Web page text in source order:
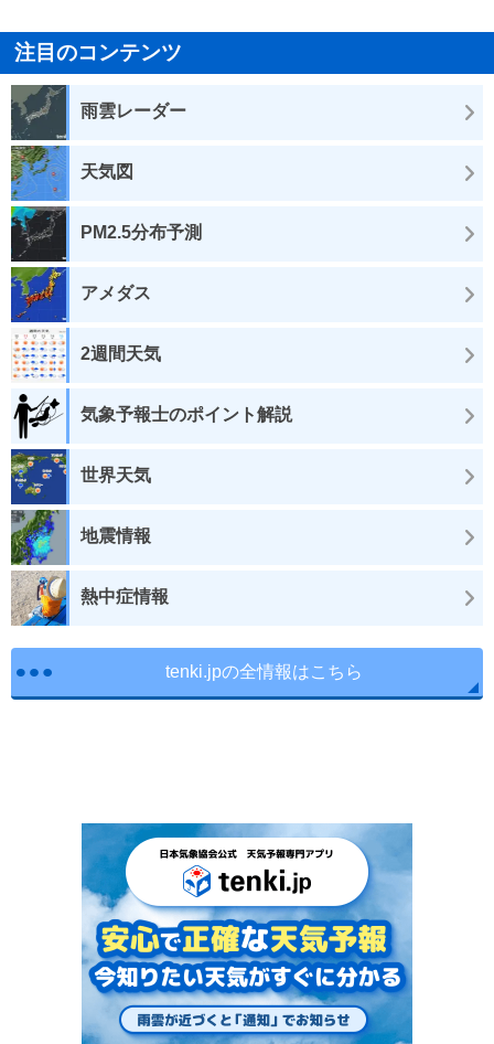
注目のコンテンツ
雨雲レーダー
天気図
PM2.5分布予測
アメダス
2週間天気
気象予報士のポイント解説
世界天気
地震情報
熱中症情報
tenki.jpの全情報はこちら